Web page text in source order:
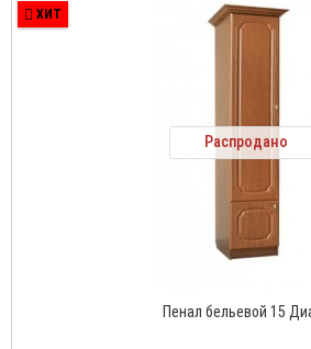
ХИТ
Распродано
Пенал бельевой 15